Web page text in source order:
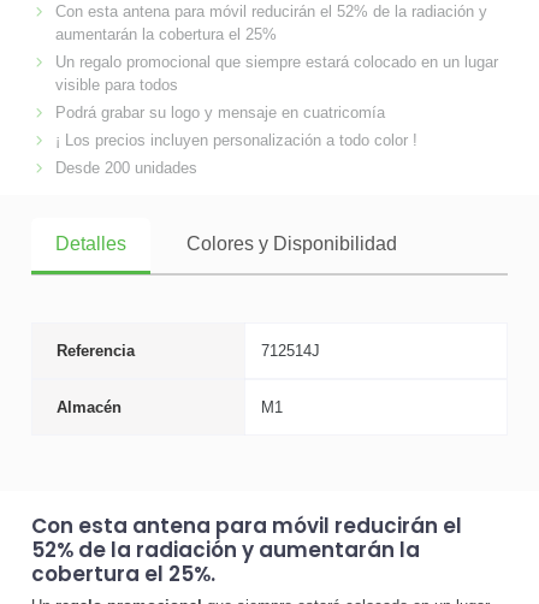
Con esta antena para móvil reducirán el 52% de la radiación y
aumentarán la cobertura el 25%
Un regalo promocional que siempre estará colocado en un lugar
visible para todos
Podrá grabar su logo y mensaje en cuatricomía
¡ Los precios incluyen personalización a todo color !
Desde 200 unidades
Detalles Colores y Disponibilidad
Referencia 712514J
Almacén M1
Con esta antena para móvil reducirán el
52% de la radiación y aumentarán la
cobertura el 25%.